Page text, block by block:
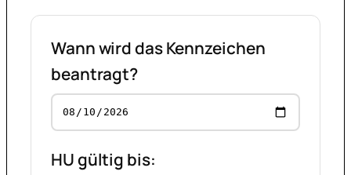
Wann wird das Kennzeichen
beantragt?
HU gültig bis: